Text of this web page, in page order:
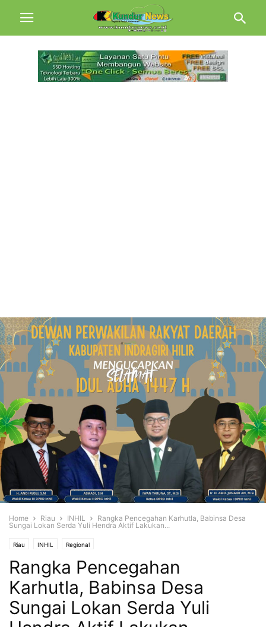
Home Riau INHIL
Rangka Pencegahan Karhutla, Babinsa Desa
Sungai Lokan Serda Yuli Hendra Aktif Lakukan...
Riau INHIL Regional
Rangka Pencegahan
Karhutla, Babinsa Desa
Sungai Lokan Serda Yuli